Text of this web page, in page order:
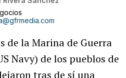
de la Marina de Guerra
Navy) de los pueblos de
tras de sí una